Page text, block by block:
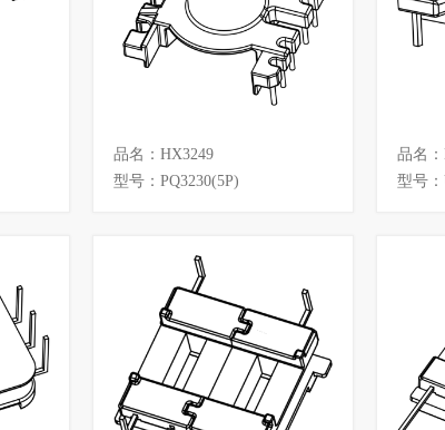
品名：HX3249
型号：PQ3230(5P)
品名
型号：